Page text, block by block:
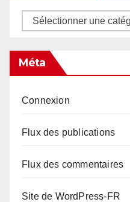
Catégories
Méta
Connexion
Flux des publications
Flux des commentaires
Site de WordPress-FR